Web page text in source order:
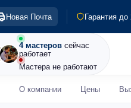
Новая Почта Гарантия
Диагностика
Срочный
4 мастеровсейчас
работает
Мастера не работают
О компании Цены